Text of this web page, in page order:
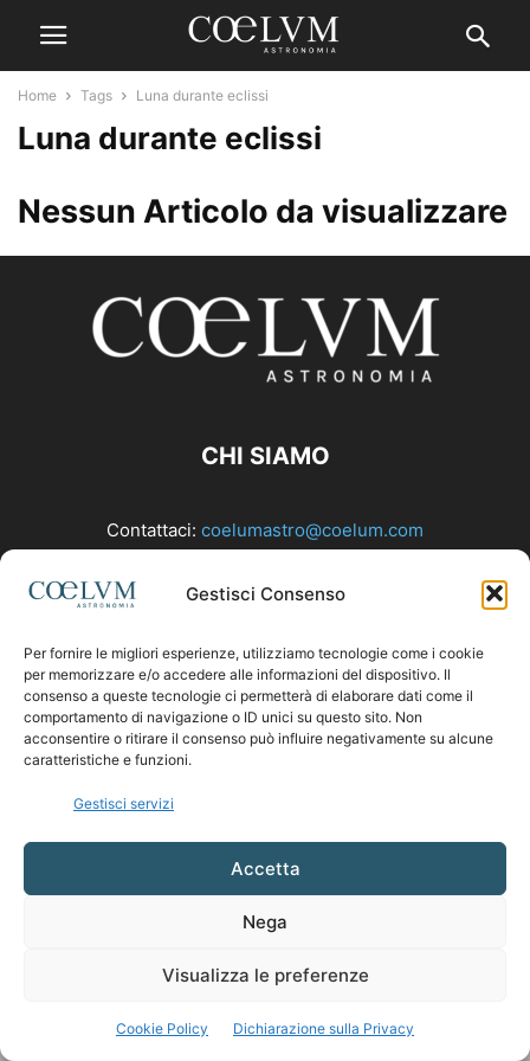
Gestisci Consenso
Per fornire le migliori esperienze, utilizziamo tecnologie come i cookie
per memorizzare e/o accedere alle informazioni del dispositivo. Il
consenso a queste tecnologie ci permetterà di elaborare dati come il
comportamento di navigazione o ID unici su questo sito. Non
acconsentire o ritirare il consenso può influire negativamente su alcune
caratteristiche e funzioni.
Gestisci servizi
Accetta
Nega
Visualizza le preferenze
Cookie Policy Dichiarazione sulla Privacy
Home Tags Luna durante eclissi
Luna durante eclissi
Nessun Articolo da visualizzare
CHI SIAMO
Contattaci: coelumastro@coelum.com
SEGUICI